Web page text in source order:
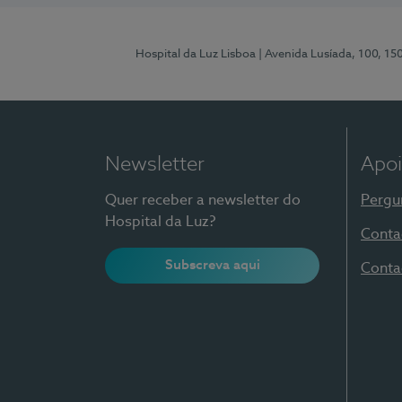
Hospital da Luz Lisboa | Avenida Lusíada, 100,
Newsletter
Quer receber a newsletter do
Hospital da Luz?
Subscreva aqui